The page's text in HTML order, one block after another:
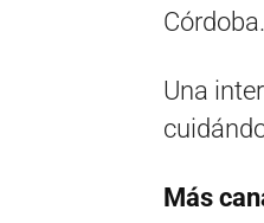
Córdoba.
Una
Más